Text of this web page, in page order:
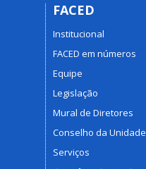
FACED
Institucional
FACED em números
Equipe
Legislação
Mural de Diretores
Conselho da Unidade
Serviços